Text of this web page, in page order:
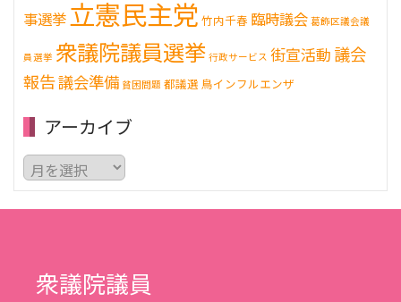
事選挙 立憲民主党 竹内千春 臨時議会 葛飾区議会議
員選挙 衆議院議員選挙 行政サービス 街宣活動 議会
報告議会準備 貧困問題 都議選 鳥インフルエンザ
アーカイブ
ア
ー
カ
イ
衆議院議員